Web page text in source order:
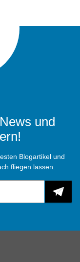
und
Blogartikel und
fliegen lassen.